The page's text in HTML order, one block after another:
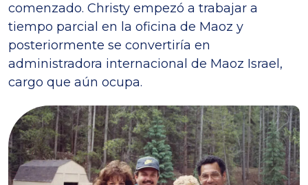
comenzado. Christy empezó a trabajar a
tiempo parcial en la oficina de Maoz y
posteriormente se convertiría en
administradora internacional de Maoz Israel,
cargo que aún ocupa.